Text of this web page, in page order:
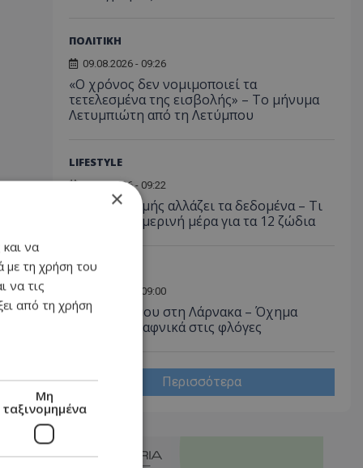
ΠΟΛΙΤΙΚΗ
09.08.2026 - 09:26
«Ο χρόνος δεν νομιμοποιεί τα
τετελεσμένα της εισβολής» – Το μήνυμα
Λετυμπιώτη από τη Λετύμπου
LIFESTYLE
09.08.2026 - 09:22
Ζώδια: Ο Ερμής αλλάζει τα δεδομένα – Τι
φέρνει η σημερινή μέρα για τα 12 ζώδια
Α. ΡΕΠΟΡΤΑΖ
09.08.2026 - 09:00
Νύχτα τρόμου στη Λάρνακα – Όχημα
τυλίχθηκε ξαφνικά στις φλόγες
Περισσότερα
×
και να
με τη χρήση του
να τις
από τη χρήση
Μη
ταξινομημένα